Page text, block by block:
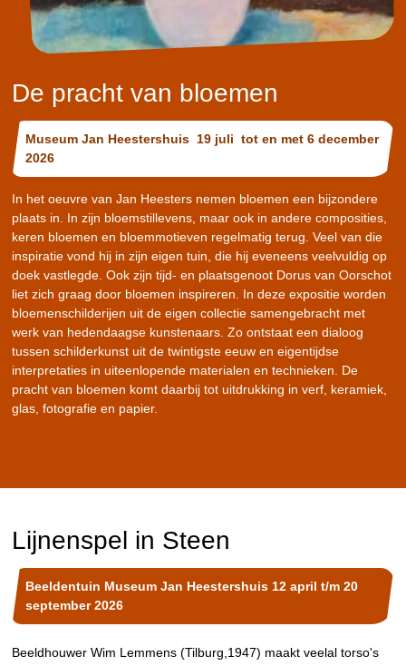
De pracht van bloemen
Museum Jan Heestershuis 19 juli tot en met 6 december
2026
In het oeuvre van Jan Heesters nemen bloemen een bijzondere
plaats in. In zijn bloemstillevens, maar ook in andere composities,
keren bloemen en bloemmotieven regelmatig terug. Veel van die
inspiratie vond hij in zijn eigen tuin, die hij eveneens veelvuldig op
doek vastlegde. Ook zijn tijd- en plaatsgenoot Dorus van Oorschot
liet zich graag door bloemen inspireren. In deze expositie worden
bloemenschilderijen uit de eigen collectie samengebracht met
werk van hedendaagse kunstenaars. Zo ontstaat een dialoog
tussen schilderkunst uit de twintigste eeuw en eigentijdse
interpretaties in uiteenlopende materialen en technieken. De
pracht van bloemen komt daarbij tot uitdrukking in verf, keramiek,
glas, fotografie en papier.
Lijnenspel in Steen
Beeldentuin Museum Jan Heestershuis 12 april t/m 20
september 2026
Beeldhouwer Wim Lemmens (Tilburg,1947) maakt veelal torso's